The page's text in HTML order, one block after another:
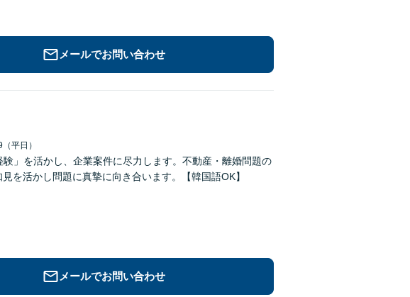
メールでお問い合わせ
平日）
」を活かし、企業案件に尽力します。不動産・離婚問題の
を活かし問題に真摯に向き合います。【韓国語OK】
メールでお問い合わせ